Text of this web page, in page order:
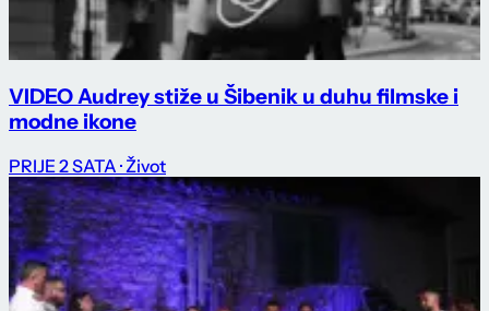
VIDEO Audrey stiže u Šibenik u duhu filmske i
modne ikone
PRIJE 2 SATA · Život